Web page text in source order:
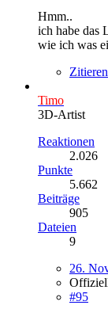
Hmm..
ich habe das
wie ich was
Zitieren
Timo
3D-Artist
Reaktionen
2.026
Punkte
5.662
Beiträge
905
Dateien
9
26.
#95